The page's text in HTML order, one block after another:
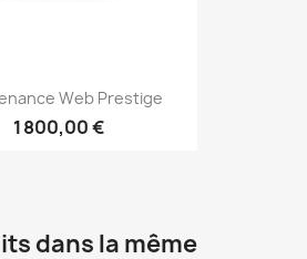
Web Prestige
1 800,00 €
dans la même